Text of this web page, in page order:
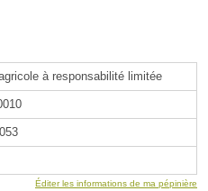
à responsabilité limitée
Éditer les informations de ma pépinière